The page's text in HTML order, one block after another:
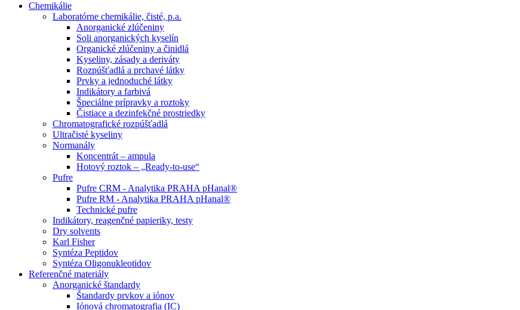
Chemikálie
Laboratórne chemikálie, čisté, p.a.
Anorganické zlúčeniny
Soli anorganických kyselín
Organické zlúčeniny a činidlá
Kyseliny, zásady a deriváty
Rozpúšťadlá a prchavé látky
Prvky a jednoduché látky
Indikátory a farbivá
Špeciálne prípravky a roztoky
Čistiace a dezinfekčné prostriedky
Chromatografické rozpúšťadlá
Ultračisté kyseliny
Normanály
Koncentrát – ampula
Hotový roztok – „Ready-to-use“
Pufre
Pufre CRM - Analytika PRAHA pHanal®
Pufre RM - Analytika PRAHA pHanal®
Technické pufre
Indikátory, reagenčné papieriky, testy
Dry solvents
Karl Fisher
Syntéza Peptidov
Syntéza Oligonukleotidov
Referenčné materiály
Anorganické štandardy
Štandardy prvkov a iónov
Iónová chromatografia (IC)